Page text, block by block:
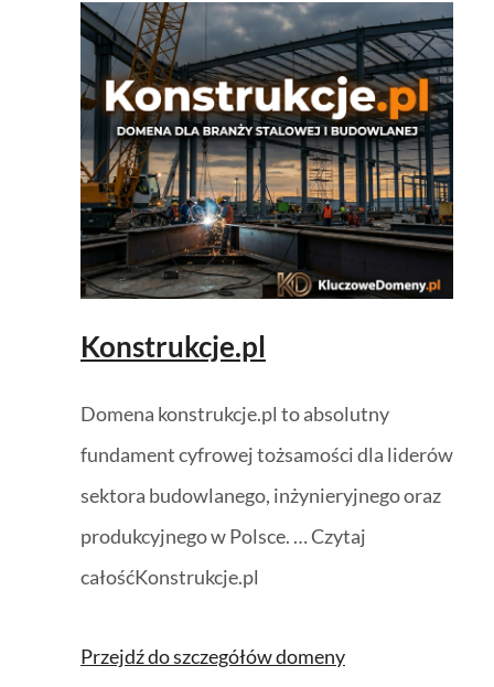
Konstrukcje.pl
Domena konstrukcje.pl to absolutny
fundament cyfrowej tożsamości dla liderów
sektora budowlanego, inżynieryjnego oraz
produkcyjnego w Polsce. … Czytaj
całośćKonstrukcje.pl
Przejdź do szczegółów domeny